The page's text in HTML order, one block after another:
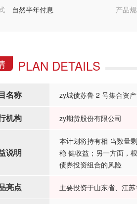
自然半年付息 产品
PLAN DETAILS
名称 zy城债苏鲁 2 号集合资
机构 zy期货股份有限公司
说明
本计划将持有相 当数量
稳 健收益；另一方面，
债券投资组合的风险
亮点 主要投资于山东省、江